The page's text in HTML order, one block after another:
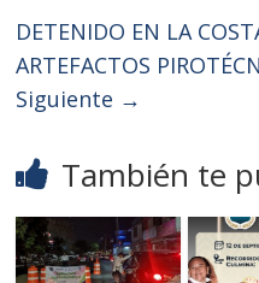
DETENIDO EN LA
ARTEFACTOS
Siguiente →
También te